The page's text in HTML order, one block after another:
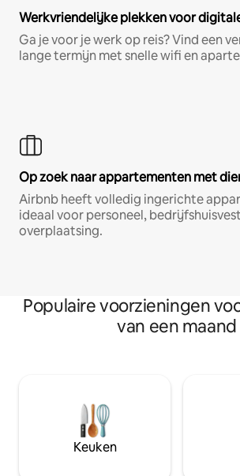
Werkvriendelijke plekken voor
Ga je voor je werk op reis? Vind een
lange termijn met snelle wifi en
Op zoek naar appartementen met
Airbnb heeft volledig ingerichte
ideaal voor personeel,
overplaatsing.
Populaire voorzieningen
van een maand
Keuken